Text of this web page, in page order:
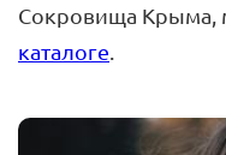
Сокровища Крыма,
каталоге